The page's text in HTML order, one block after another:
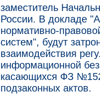
заместитель
России. В докладе
нормативно-
систем", будут
взаимодействия
информационной
касающихся ФЗ
подзаконных актов.